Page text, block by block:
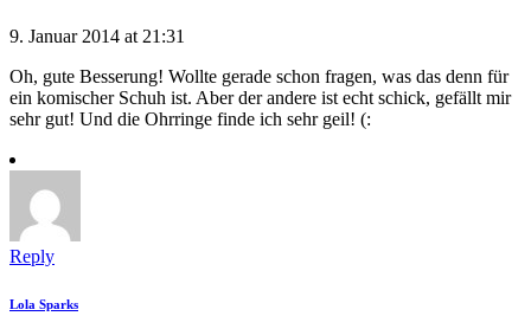
9. Januar 2014 at 21:31
Oh, gute Besserung! Wollte gerade schon fragen, was das denn für
ein komischer Schuh ist. Aber der andere ist echt schick, gefällt mir
sehr gut! Und die Ohrringe finde ich sehr geil! (:
Reply
Lola Sparks